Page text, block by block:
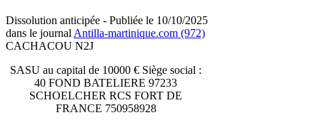
Dissolution anticipée - Publiée le 10/10/2025
dans le journal Antilla-martinique.com (972)
CACHACOU N2J
SASU au capital de 10000 € Siège social :
40 FOND BATELIERE 97233
SCHOELCHER RCS FORT DE
FRANCE 750958928